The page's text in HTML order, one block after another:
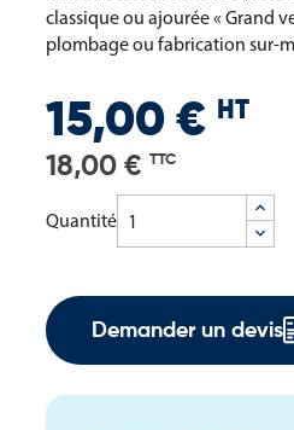
classique ou ajourée « Grand
plombage ou fabrication sur-
15,00 € HT
18,00 € TTC
Quantité
Demander un devis